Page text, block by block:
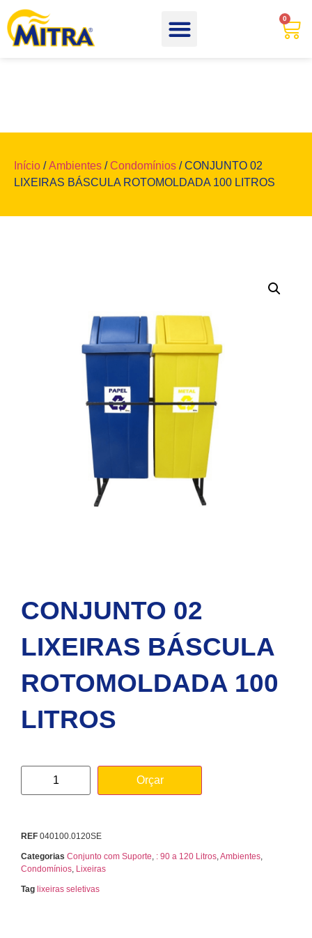
0
Início /Ambientes /Condomínios / CONJUNTO 02
LIXEIRAS BÁSCULA ROTOMOLDADA 100 LITROS
CONJUNTO 02
LIXEIRAS BÁSCULA
ROTOMOLDADA 100
LITROS
Orçar
REF 040100.0120SE
Categorias Conjunto com Suporte, : 90 a 120 Litros,Ambientes,
Condomínios, Lixeiras
Tag lixeiras seletivas